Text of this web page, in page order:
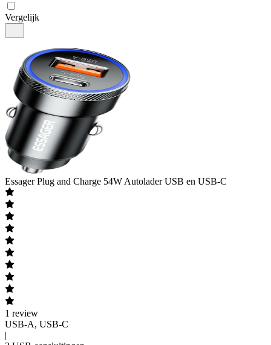
Vergelijk
Essager Plug and Charge 54W Autolader USB en USB-C
1 review
USB-A, USB-C
|